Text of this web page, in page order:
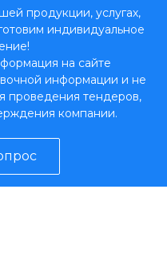
продукции, услугах,
индивидуальное
на сайте
информации и не
проведения тендеров,
компании.